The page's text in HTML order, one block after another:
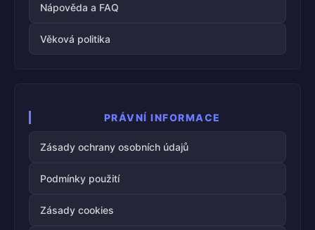
Nápověda a FAQ
Věková politika
PRÁVNÍ INFORMACE
Zásady ochrany osobních údajů
Podmínky použití
Zásady cookies